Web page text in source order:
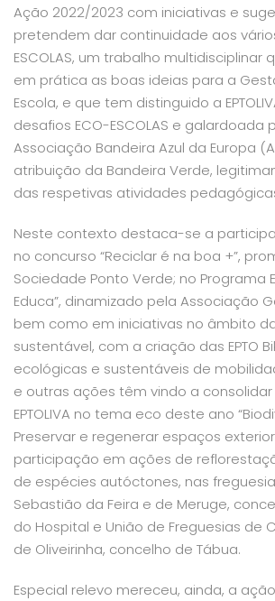
Ação 2022/2023 com iniciativas e
pretendem dar continuidade aos
ESCOLAS, um trabalho multidisciplinar
em prática as boas ideias para a
Escola, e que tem distinguido a
desafios ECO-ESCOLAS e galardoada
Associação Bandeira Azul da Europa
atribuição da Bandeira Verde,
das respetivas atividades
Neste contexto destaca-se a
no concurso “Reciclar é na boa +”,
Sociedade Ponto Verde; no Programa
Educa”, dinamizado pela Associação
bem como em iniciativas no âmbito
sustentável, com a criação das EPTO
ecológicas e sustentáveis de
e outras ações têm vindo a
EPTOLIVA no tema eco deste ano
Preservar e regenerar espaços
participação em ações de
de espécies autóctones, nas
Sebastião da Feira e de Meruge,
do Hospital e União de Freguesias de
de Oliveirinha, concelho de Tábua.
Especial relevo mereceu, ainda, a